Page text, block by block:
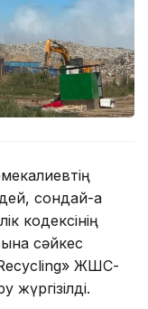
сондай-ақ
кодексінің
сәйкес
Recycling» ЖШС-